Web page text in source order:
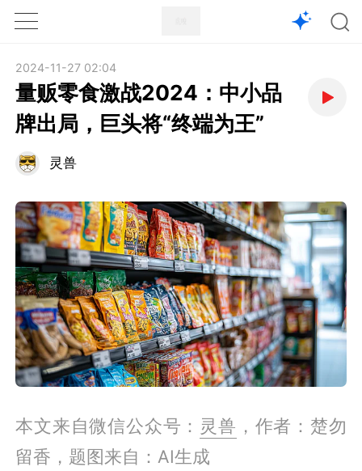
1X
2024-11-27 02:04
量贩零食激战2024：中小品
牌出局，巨头将“终端为王”
灵兽
本文来自微信公众号： 灵兽 ，作者：楚勿
留香，题图来自：AI生成